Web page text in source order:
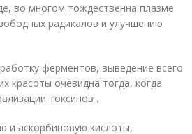
во многом тождественна плазме
радикалов и улучшению
ферментов, выведение всего
красоты очевидна тогда, когда
токсинов .
и аскорбиновую кислоты,